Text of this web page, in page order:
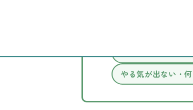
やる気が出ない・